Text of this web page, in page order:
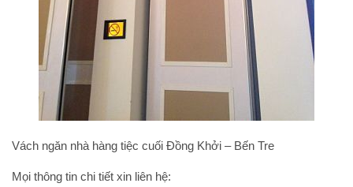
Vách ngăn nhà hàng tiệc cuối Đồng Khởi – Bến Tre
Mọi thông tin chi tiết xin liên hệ: